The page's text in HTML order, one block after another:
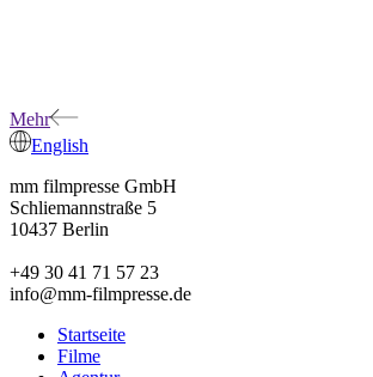
Mehr
English
mm filmpresse GmbH
Schliemannstraße 5
10437 Berlin
+49 30 41 71 57 23
info@mm-filmpresse.de
Startseite
Filme